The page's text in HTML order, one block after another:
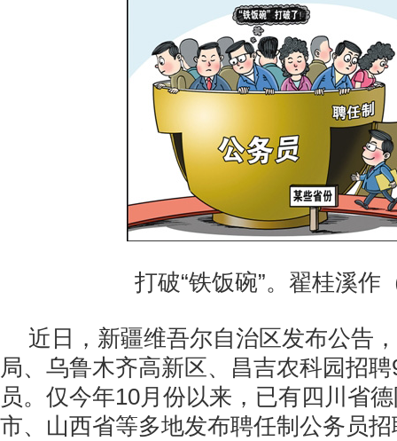
打破“铁饭碗”。翟桂溪作
近日，新疆维吾尔自治区发布公告
局、乌鲁木齐高新区、昌吉农科园招
员。仅今年10月份以来，已有四川省
市、山西省等多地发布聘任制公务员